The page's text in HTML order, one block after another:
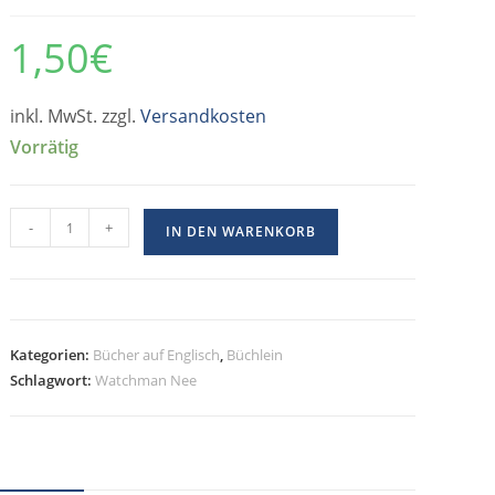
1,50€
inkl. MwSt. zzgl.Versandkosten
Vorrätig
- + IN DEN WARENKORB
Kategorien: Bücher auf Englisch, Büchlein
Schlagwort:Watchman Nee